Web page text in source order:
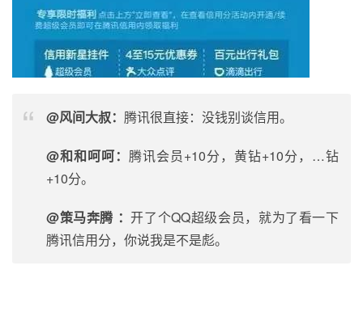
@风间大叔： 腾讯很直接：没钱别谈信用。
@和和呵呵： 腾讯会员+10分，黄钻+10分，…钻
+10分。
@策马奔腾 ：开了个QQ超级会员，就为了看一下
腾讯信用分，你说我是不是彪。